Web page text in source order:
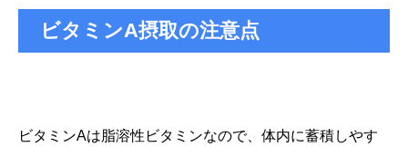
ビタミンA摂取の注意点
ビタミンAは脂溶性ビタミンなので、体内に蓄積しやす